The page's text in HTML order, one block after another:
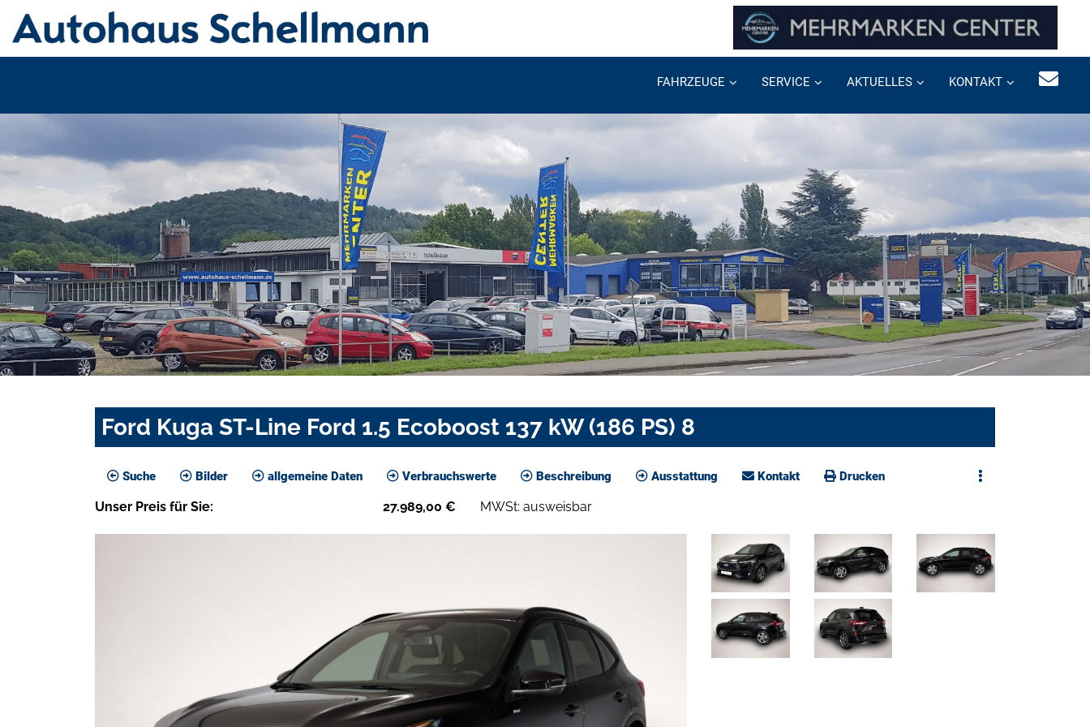
FAHRZEUGE SERVICE AKTUELLES KONTAKT
Ford Kuga ST-Line Ford 1.5 Ecoboost 137 kW (186 PS) 8
Suche Bilder allgemeine Daten Verbrauchswerte Beschreibung Ausstattung Kontakt Drucken
Unser Preis für Sie: 27.989,00 € MWSt: ausweisbar